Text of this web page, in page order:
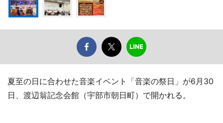
夏至の日に合わせた音楽イベント「音楽の祭日」が6月30
日、渡辺翁記念会館（宇部市朝日町）で開かれる。